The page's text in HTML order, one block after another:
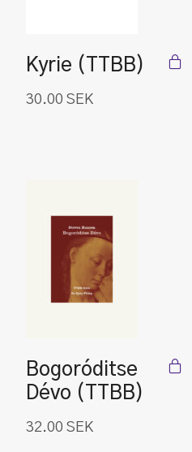
Kyrie (TTBB)
30.00 SEK
Bogoróditse
Dévo (TTBB)
32.00 SEK